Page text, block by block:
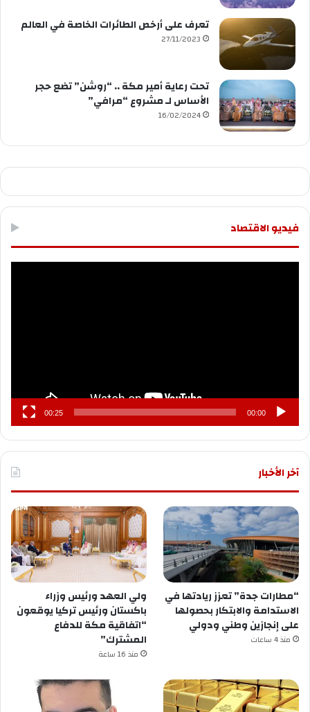
تعرف على أرخص الطائرات الخاصة في العالم
27/11/2023
تحت رعاية أمير مكة .. “روشن” تضع حجر
الأساس لـ مشروع “مرافي”
16/02/2024
فيديو الاقتصاد
00:00
00:25
آخر الأخبار
“مطارات جدة” تعزز ريادتها في
الاستدامة والابتكار بحصولها
على إنجازين وطني ودولي
منذ 4 ساعات
ولي العهد ورئيس وزراء
باكستان ورئيس تركيا يوقعون
“اتفاقية مكة للدفاع
المشترك”
منذ 16 ساعة